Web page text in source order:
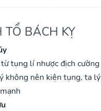
TỔ BÁCH KỴ
tụng lí nhược địch cường
không nên kiện tụng, ta lý